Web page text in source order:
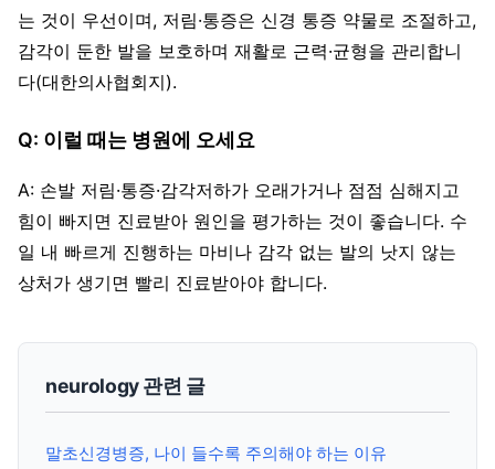
는 것이 우선이며, 저림·통증은 신경 통증 약물로 조절하고,
감각이 둔한 발을 보호하며 재활로 근력·균형을 관리합니
다(대한의사협회지).
Q: 이럴 때는 병원에 오세요
A: 손발 저림·통증·감각저하가 오래가거나 점점 심해지고
힘이 빠지면 진료받아 원인을 평가하는 것이 좋습니다. 수
일 내 빠르게 진행하는 마비나 감각 없는 발의 낫지 않는
상처가 생기면 빨리 진료받아야 합니다.
neurology 관련 글
말초신경병증, 나이 들수록 주의해야 하는 이유